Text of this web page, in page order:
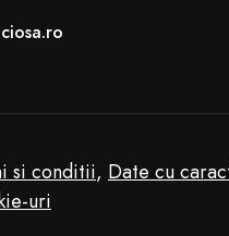
si conditii, Date cu
uri